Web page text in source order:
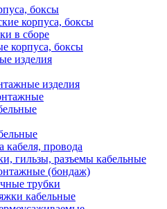
боксы
корпуса, боксы
в сборе
корпуса, боксы
изделия
изделия
кабеля, провода
гильзы, разъемы кабельные
(бондаж)
трубки
кабельные